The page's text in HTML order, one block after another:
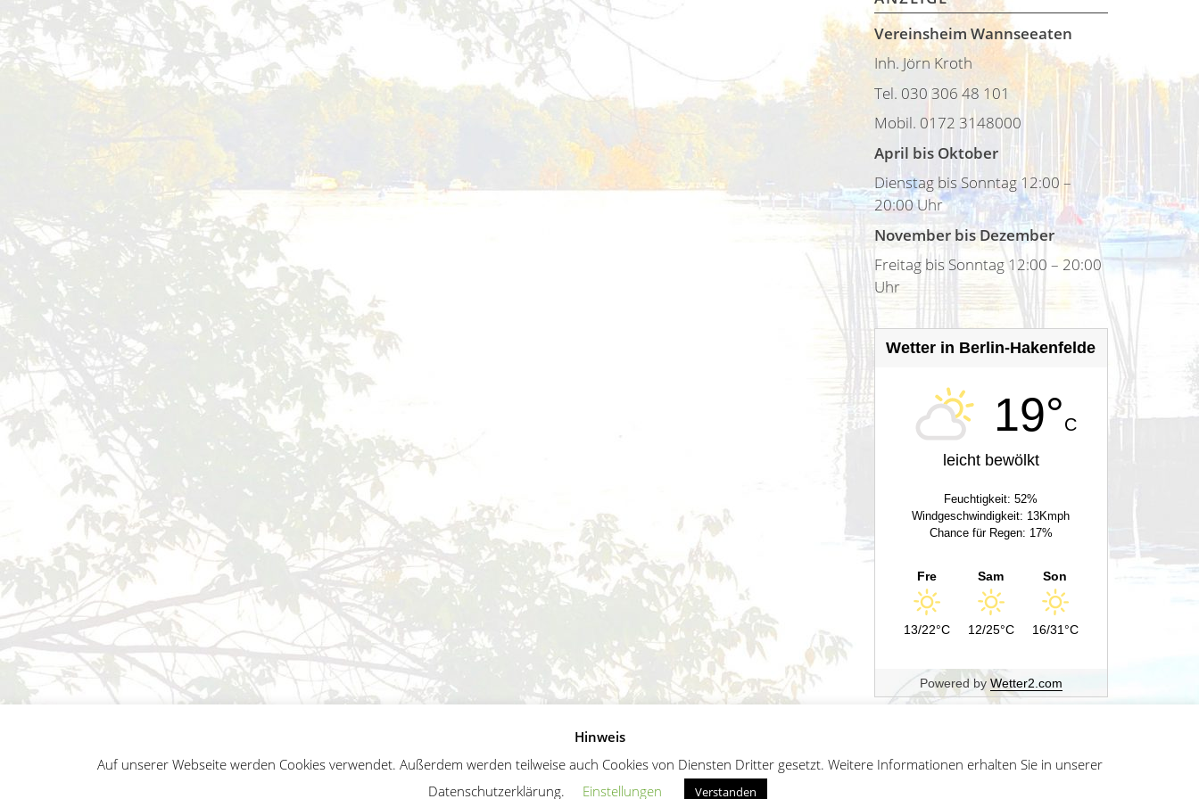
Vereinsheim Wannseeaten
Inh. Jörn Kroth
Tel. 030 306 48 101
Mobil. 0172 3148000
April bis Oktober
Dienstag bis Sonntag 12:00 –
20:00 Uhr
November bis Dezember
Freitag bis Sonntag 12:00 – 20:00
Uhr
Wetter in Berlin-Hakenfelde
19°C
leicht bewölkt
Feuchtigkeit: 52%
Windgeschwindigkeit: 13Kmph
Chance für Regen: 17%
Fre
13/22°C
Sam
12/25°C
Son
16/31°C
Powered by Wetter2.com
Impressum Datenschutz Sitemap German
Hinweis
Auf unserer Webseite werden Cookies verwendet. Außerdem werden teilweise auch Cookies von Diensten Dritter gesetzt. Weitere Informationen erhalten Sie in unserer
Datenschutzerklärung.
Einstellungen Verstanden